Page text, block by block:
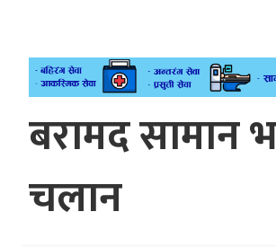
बरामद सामान
चलान